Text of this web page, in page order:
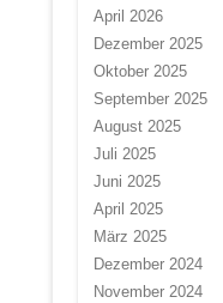
April 2026
Dezember 2025
Oktober 2025
September 2025
August 2025
Juli 2025
Juni 2025
April 2025
März 2025
Dezember 2024
November 2024